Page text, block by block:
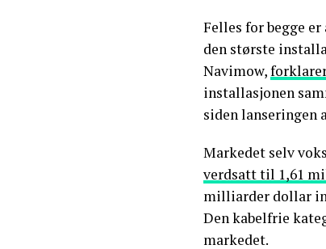
Felles for begge
den største
Navimow,
installasjonen
siden lanseringen
Markedet selv
verdsatt til 1,61
milliarder dollar
Den kabelfrie
markedet.